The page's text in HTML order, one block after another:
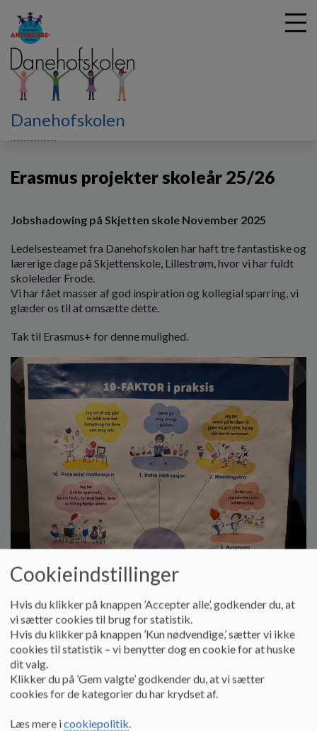
Danehofskolen
Erasmus projekter skoleår 25/26
Jobshadowing på Skjetten skole November 2025
Ledelsesteamet fra Danehofskolen har haft tre fantastiske og
lærerige dage på Skjettenskole, Lillestrøm, hvor vi har fuldt
skoleleder Frode.
Vi har fået masser af god inspiration og kollegial sparring, vi
glæder os til at omsætte dette.
Tak til Erasmus+ for denne mulighed.
Cookieindstillinger
Hvis du klikker på knappen ’Accepter alle’, godkender du, at
vi sætter cookies til brug for statistik.
Hvis du klikker på knappen ’Kun nødvendige,’ sætter vi ikke
cookies til statistik – vi benytter dog en cookie for at huske
dit valg.
Klikker du på ’Gem valgte’ godkender du, at vi sætter
cookies for de kategorier du har krydset af.
Læs mere icookiepolitik.